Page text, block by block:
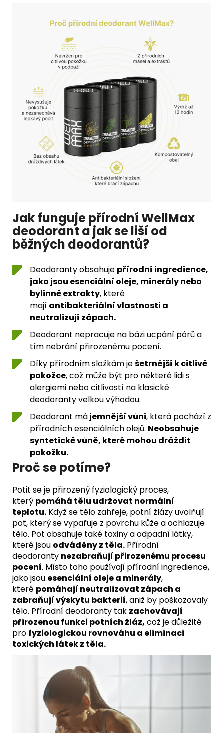
Jak funguje přírodní WellMax
deodorant a jak se liší od
běžných deodorantů?
Deodoranty obsahuje přírodní ingredience,
jako jsou esenciální oleje, minerály nebo
bylinné extrakty, které
mají antibakteriální vlastnosti a
neutralizují zápach.
Deodorant nepracuje na bázi ucpání pórů a
tím nebrání přirozenému pocení.
Díky přírodním složkám ješetrnější k citlivé
pokožce, což může být pro některé lidi s
alergiemi nebo citlivostí na klasické
deodoranty velkou výhodou.
Deodorant májemnější vůni, která pochází z
přírodních esenciálních olejů. Neobsahuje
syntetické vůně, které mohou dráždit
pokožku.
Proč se potíme?
Potit se je přirozený fyziologický proces,
který pomáhá tělu udržovat normální
teplotu. Když se tělo zahřeje, potní žlázy uvolňují
pot, který se vypařuje z povrchu kůže a ochlazuje
tělo. Pot obsahuje také toxiny a odpadní látky,
které jsou odváděny z těla. Přírodní
deodoranty nezabraňují přirozenému procesu
pocení. Místo toho používají přírodní ingredience,
jako jsou esenciální oleje a minerály,
které pomáhají neutralizovat zápach a
zabraňují výskytu bakterií, aniž by poškozovaly
tělo. Přírodní deodoranty tak zachovávají
přirozenou funkci potních žláz, což je důležité
pro fyziologickou rovnováhu a eliminaci
toxických látek z těla.